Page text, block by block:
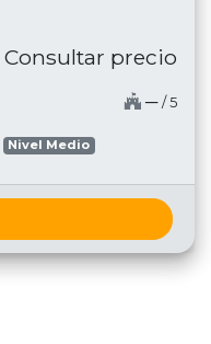
Consultar precio
─ / 5
Nivel Medio